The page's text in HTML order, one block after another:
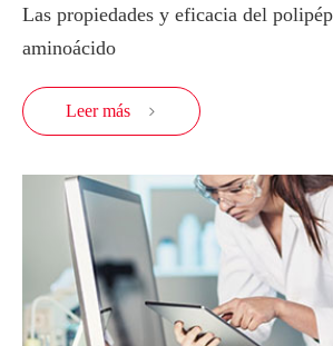
Las propiedades y eficacia del
aminoácido
Leer más 